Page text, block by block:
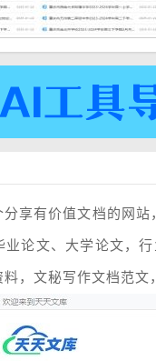
分享有价值文档的网
业论文、大学论文，
，文秘写作文档范文